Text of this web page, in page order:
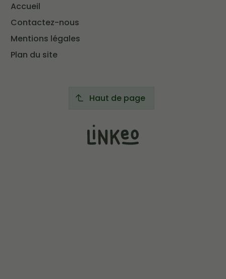
Accueil
Contactez-nous
Mentions légales
Plan du site
Haut de page